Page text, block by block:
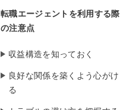
転職エージェントを利用する際
の注意点
収益構造を知っておく
良好な関係を築くよう心がけ
る